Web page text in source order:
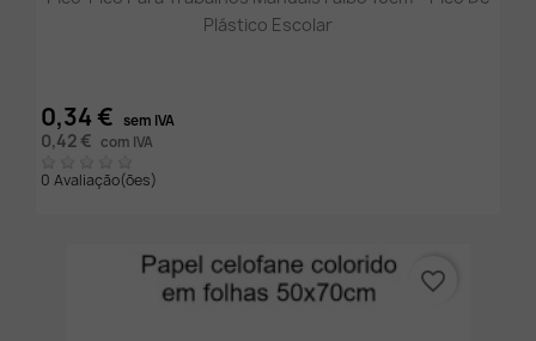
Plástico Escolar
0,34 € sem IVA
0,42 € com IVA
0 Avaliação(ões)
favorite_border